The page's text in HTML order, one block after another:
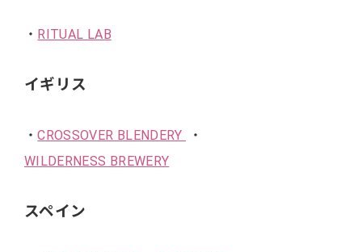
・ RITUAL LAB
イギリス
・CROSSOVER BLENDERY
・
WILDERNESS BREWERY
スペイン